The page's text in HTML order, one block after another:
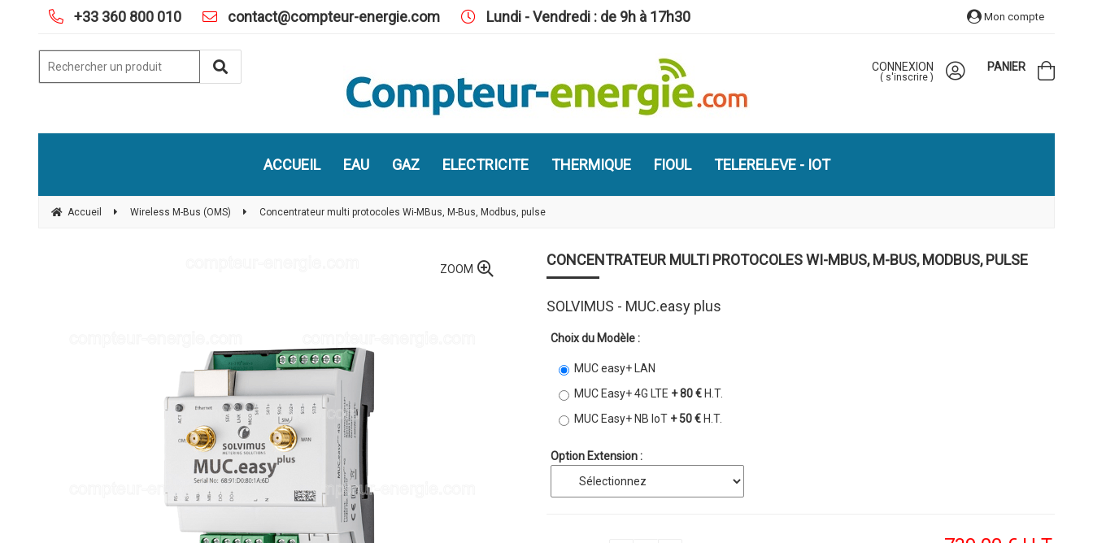
CONNEXION
( s'inscrire )
PANIER
ACCUEIL EAU GAZ ELECTRICITE THERMIQUE FIOUL TELERELEVE - IOT
Accueil Wireless M-Bus (OMS) Concentrateur multi protocoles Wi-MBus, M-Bus, Modbus, pulse
ZOOM
CONCENTRATEUR MULTI PROTOCOLES WI-MBUS, M-BUS, MODBUS, PULSE
SOLVIMUS - MUC.easy plus
Choix du Modèle :
MUC easy+ LAN
MUC Easy+ 4G LTE + 80 € H.T.
MUC Easy+ NB IoT + 50 € H.T.
Option Extension :
+33 360 800 010 contact@compteur-energie.com Lundi - Vendredi : de 9h à 17h30 Mon compte